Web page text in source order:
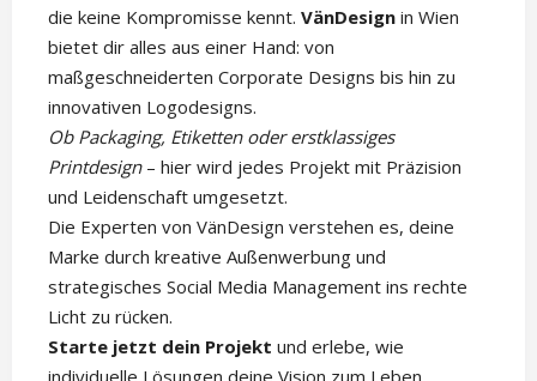
die keine Kompromisse kennt. VänDesign in Wien
bietet dir alles aus einer Hand: von
maßgeschneiderten Corporate Designs bis hin zu
innovativen Logodesigns.
Ob Packaging, Etiketten oder erstklassiges
Printdesign– hier wird jedes Projekt mit Präzision
und Leidenschaft umgesetzt.
Die Experten von VänDesign verstehen es, deine
Marke durch kreative Außenwerbung und
strategisches Social Media Management ins rechte
Licht zu rücken.
Starte jetzt dein Projekt und erlebe, wie
individuelle Lösungen deine Vision zum Leben